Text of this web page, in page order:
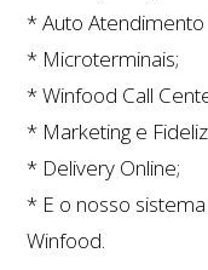
* Auto Atendimento
* Microterminais;
* Winfood Call
* Marketing e
* Delivery Online;
* E o nosso
Winfood.